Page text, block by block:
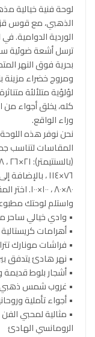
لوحة فنية خيالية
الذهبي، مع قوس
الوردية الدوامية.
ترسل أشعة ضوئية
بحرية فوق النهر
ومروج خضراء مزينة
لؤلؤية متلألئة
كله، يخلق أجواء من
وراء الواقع.
نحن نوفر هذه
المقاسات لتناسب
٨٠×٨٠ ،
واستلم لوحتك
• وادي خيالي
• أهرامات
• فراشات مونارك
• نهر هادئ يتدفق
• أشجار بلوط قديمة
• غروب شمس ذهبي
• أجواء تأملية
• مثالية لمحبي الفن
الرومانسي الهادئ